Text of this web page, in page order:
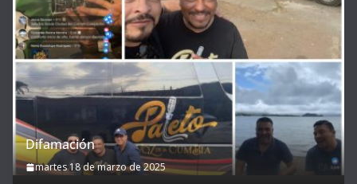
Difamación
martes 18 de marzo de 2025